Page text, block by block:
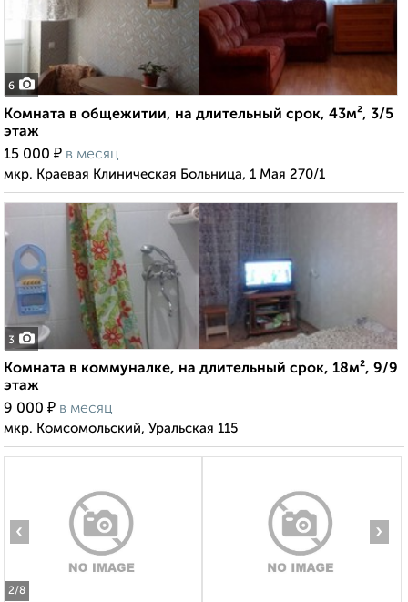
6
Комната в общежитии, на длительный срок, 43м², 3/5
этаж
15 000 ₽ в месяц
мкр. Краевая Клиническая Больница, 1 Мая 270/1
3
Комната в коммуналке, на длительный срок, 18м², 9/9
этаж
9 000 ₽ в месяц
мкр. Комсомольский, Уральская 115
2/8
‹ ›